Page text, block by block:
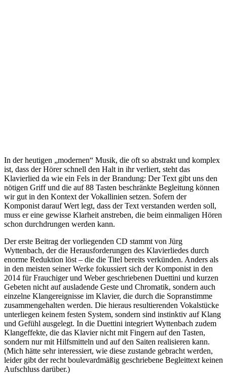
In der heutigen „modernen“ Musik, die oft so abstrakt und komplex
ist, dass der Hörer schnell den Halt in ihr verliert, steht das
Klavierlied da wie ein Fels in der Brandung: Der Text gibt uns den
nötigen Griff und die auf 88 Tasten beschränkte Begleitung können
wir gut in den Kontext der Vokallinien setzen. Sofern der
Komponist darauf Wert legt, dass der Text verstanden werden soll,
muss er eine gewisse Klarheit anstreben, die beim einmaligen Hören
schon durchdrungen werden kann.
Der erste Beitrag der vorliegenden CD stammt von Jürg
Wyttenbach, der die Herausforderungen des Klavierliedes durch
enorme Reduktion löst – die die Titel bereits verkünden. Anders als
in den meisten seiner Werke fokussiert sich der Komponist in den
2014 für Frauchiger und Weber geschriebenen Duettini und kurzen
Gebeten nicht auf ausladende Geste und Chromatik, sondern auch
einzelne Klangereignisse im Klavier, die durch die Sopranstimme
zusammengehalten werden. Die hieraus resultierenden Vokalstücke
unterliegen keinem festen System, sondern sind instinktiv auf Klang
und Gefühl ausgelegt. In die Duettini integriert Wyttenbach zudem
Klangeffekte, die das Klavier nicht mit Fingern auf den Tasten,
sondern nur mit Hilfsmitteln und auf den Saiten realisieren kann.
(Mich hätte sehr interessiert, wie diese zustande gebracht werden,
leider gibt der recht boulevardmäßig geschriebene Begleittext keinen
Aufschluss darüber.)